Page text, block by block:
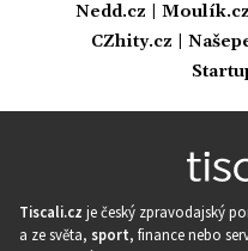
Nedd.cz
Moulík.cz
CZhity.cz
Tiscali.cz je český zpravodajský
a ze světa, sport, finance nebo